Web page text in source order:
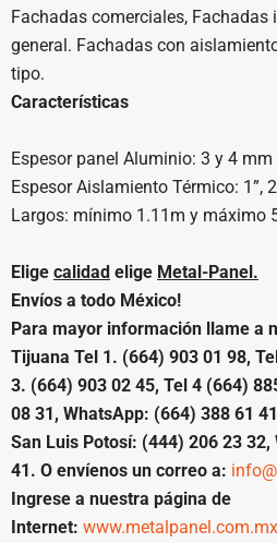
Fachadas comerciales, Fachadas
general. Fachadas con
tipo.
Características
Espesor panel Aluminio: 3 y 4 mm
Espesor Aislamiento Térmico: 1”,
Largos: mínimo 1.11m y máximo
Elige calidad elige Metal-Panel.
Envíos a todo México!
Para mayor información llame a
Tijuana Tel 1. (664) 903 01 98,
3. (664) 903 02 45, Tel 4 (664)
08 31, WhatsApp: (664) 388 61
San Luis Potosí: (444) 206 23
41. O envíenos un correo a:
Ingrese a nuestra página de
Internet: www.metalpanel.com.mx